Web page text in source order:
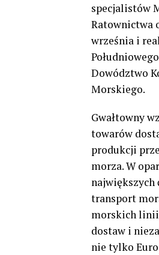
specjalistów
Ratownictwa
września i
Dowództwo
Morskiego.
Gwałtowny
towarów
produkcji
morza. W
największych
transport
morskich linii
dostaw i
nie tylko